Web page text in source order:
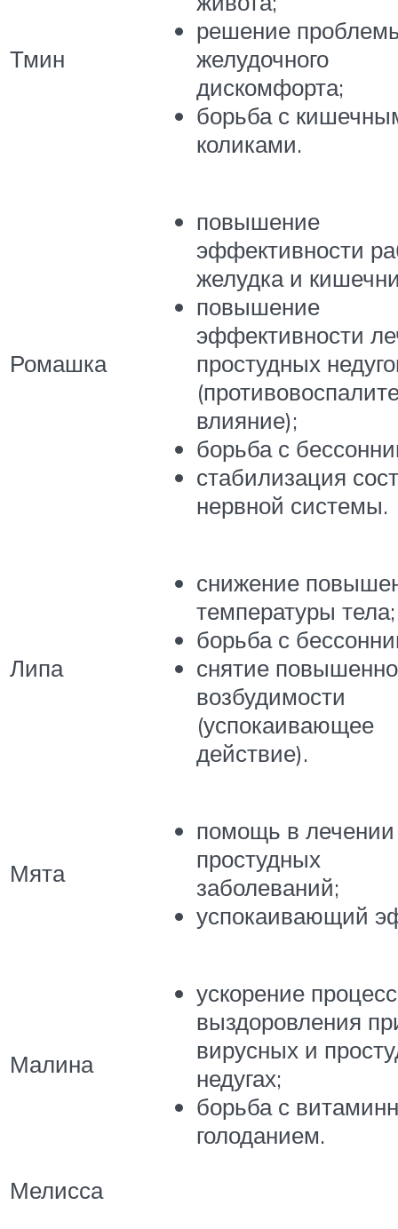
Тмин
решение
желудочного
дискомфорта;
борьба с
коликами.
Ромашка
повышение
эффективности
желудка и
повышение
эффективности
простудных
влияние);
борьба с
стабилизация
нервной системы.
Липа
снижение
температуры тела;
борьба с
снятие
возбудимости
(успокаивающее
действие).
Мята
помощь в лечении
простудных
заболеваний;
успокаивающий
Малина
ускорение
выздоровления
вирусных и
недугах;
борьба с
голоданием.
Мелисса